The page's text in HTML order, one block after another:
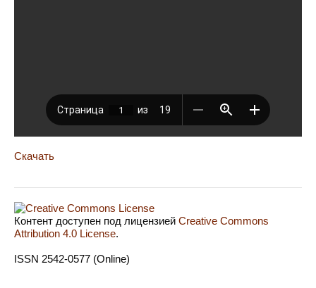
Скачать
Контент доступен под лицензией Creative Commons
Attribution 4.0 License.
ISSN 2542-0577 (Online)